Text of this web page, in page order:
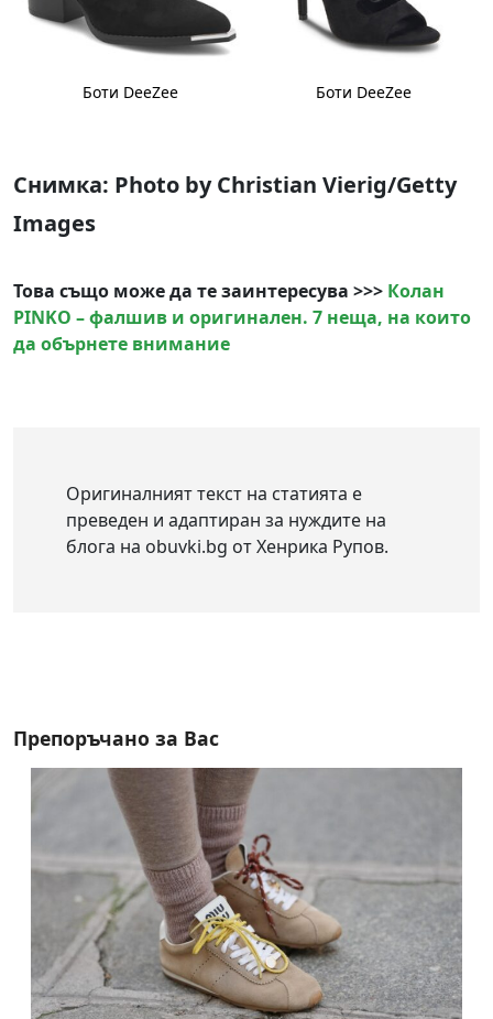
Боти DeeZee Боти DeeZee
Снимка: Photo by Christian Vierig/Getty
Images
Това също може да те заинтересува >>> Колан
PINKO – фалшив и оригинален. 7 неща, на които
да обърнете внимание
Оригиналният текст на статията е
преведен и адаптиран за нуждите на
блога на obuvki.bg от Хенрика Рупов.
Препоръчано за Вас